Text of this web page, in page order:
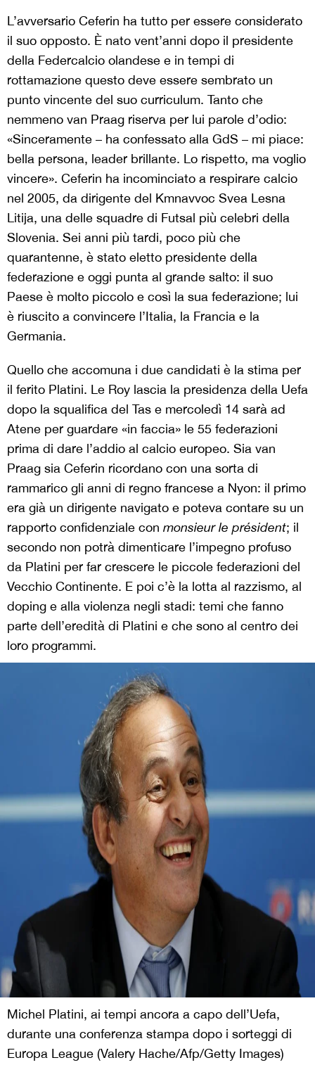
L’avversario Ceferin ha tutto per essere considerato
il suo opposto. È nato vent’anni dopo il presidente
della Federcalcio olandese e in tempi di
rottamazione questo deve essere sembrato un
punto vincente del suo curriculum. Tanto che
nemmeno van Praag riserva per lui parole d’odio:
«Sinceramente – ha confessato alla GdS – mi piace:
bella persona, leader brillante. Lo rispetto, ma voglio
vincere». Ceferin ha incominciato a respirare calcio
nel 2005, da dirigente del Kmnavvoc Svea Lesna
Litija, una delle squadre di Futsal più celebri della
Slovenia. Sei anni più tardi, poco più che
quarantenne, è stato eletto presidente della
federazione e oggi punta al grande salto: il suo
Paese è molto piccolo e così la sua federazione; lui
è riuscito a convincere l’Italia, la Francia e la
Germania.
Quello che accomuna i due candidati è la stima per
il ferito Platini. Le Roy lascia la presidenza della Uefa
dopo la squalifica del Tas e mercoledì 14 sarà ad
Atene per guardare «in faccia» le 55 federazioni
prima di dare l’addio al calcio europeo. Sia van
Praag sia Ceferin ricordano con una sorta di
rammarico gli anni di regno francese a Nyon: il primo
era già un dirigente navigato e poteva contare su un
rapporto confidenziale con monsieur le président; il
secondo non potrà dimenticare l’impegno profuso
da Platini per far crescere le piccole federazioni del
Vecchio Continente. E poi c’è la lotta al razzismo, al
doping e alla violenza negli stadi: temi che fanno
parte dell’eredità di Platini e che sono al centro dei
loro programmi.
Michel Platini, ai tempi ancora a capo dell’Uefa,
durante una conferenza stampa dopo i sorteggi di
Europa League (Valery Hache/Afp/Getty Images)